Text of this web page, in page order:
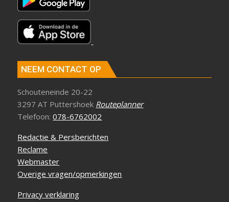
NEEM CONTACT OP
Schouteneinde 20-22
3297 AT Puttershoek Routeplanner
Telefoon:078-6762002
Redactie & Persberichten
Reclame
Webmaster
Overige vragen/opmerkingen
Privacy verklaring